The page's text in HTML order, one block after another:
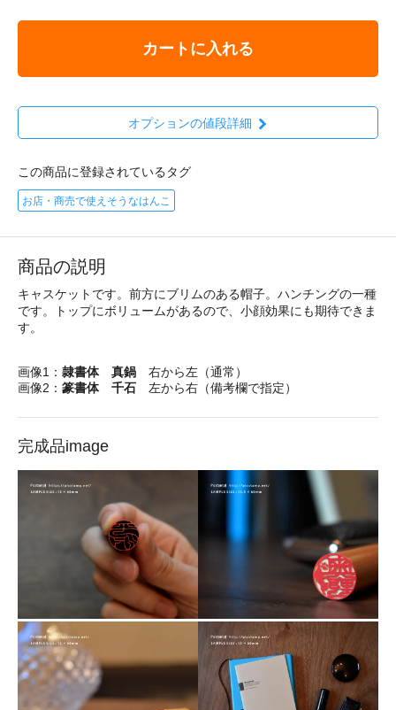
カートに入れる
オプションの値段詳細
この商品に登録されているタグ
お店・商売で使えそうなはんこ
商品の説明
キャスケットです。前方にブリムのある帽子。ハンチングの一種
です。トップにボリュームがあるので、小顔効果にも期待できま
す。
画像1： 隷書体 真鍋 右から左（通常）
画像2： 篆書体 千石 左から右（備考欄で指定）
完成品image